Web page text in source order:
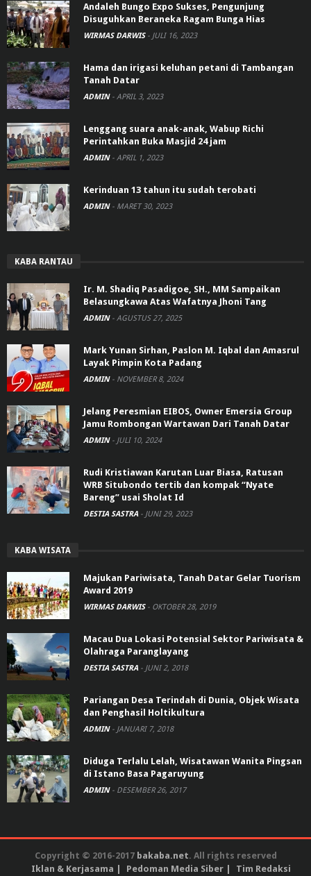
Andaleh Bungo Expo Sukses, Pengunjung
Disuguhkan Beraneka Ragam Bunga Hias
WIRMAS DARWIS - JULI 16, 2023
Hama dan irigasi keluhan petani di Tambangan
Tanah Datar
ADMIN - APRIL 3, 2023
Lenggang suara anak-anak, Wabup Richi
Perintahkan Buka Masjid 24 jam
ADMIN - APRIL 1, 2023
Kerinduan 13 tahun itu sudah terobati
ADMIN - MARET 30, 2023
KABA RANTAU
Ir. M. Shadiq Pasadigoe, SH., MM Sampaikan
Belasungkawa Atas Wafatnya Jhoni Tang
ADMIN - AGUSTUS 27, 2025
Mark Yunan Sirhan, Paslon M. Iqbal dan Amasrul
Layak Pimpin Kota Padang
ADMIN - NOVEMBER 8, 2024
Jelang Peresmian EIBOS, Owner Emersia Group
Jamu Rombongan Wartawan Dari Tanah Datar
ADMIN - JULI 10, 2024
Rudi Kristiawan Karutan Luar Biasa, Ratusan
WRB Situbondo tertib dan kompak “Nyate
Bareng” usai Sholat Id
DESTIA SASTRA - JUNI 29, 2023
KABA WISATA
Majukan Pariwisata, Tanah Datar Gelar Tuorism
Award 2019
WIRMAS DARWIS - OKTOBER 28, 2019
Macau Dua Lokasi Potensial Sektor Pariwisata &
Olahraga Paranglayang
DESTIA SASTRA - JUNI 2, 2018
Pariangan Desa Terindah di Dunia, Objek Wisata
dan Penghasil Holtikultura
ADMIN - JANUARI 7, 2018
Diduga Terlalu Lelah, Wisatawan Wanita Pingsan
di Istano Basa Pagaruyung
ADMIN - DESEMBER 26, 2017
Copyright © 2016-2017 bakaba.net. All rights reserved
Iklan & Kerjasama
Pedoman Media Siber Tim Redaksi